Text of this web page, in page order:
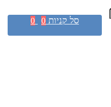
סל קניות 0
0